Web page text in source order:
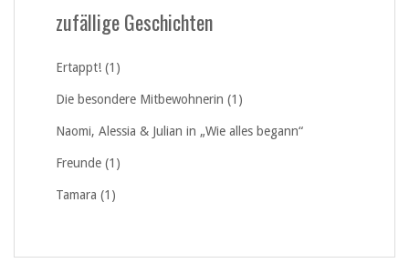
zufällige Geschichten
Ertappt! (1)
Die besondere Mitbewohnerin (1)
Naomi, Alessia & Julian in „Wie alles begann“
Freunde (1)
Tamara (1)